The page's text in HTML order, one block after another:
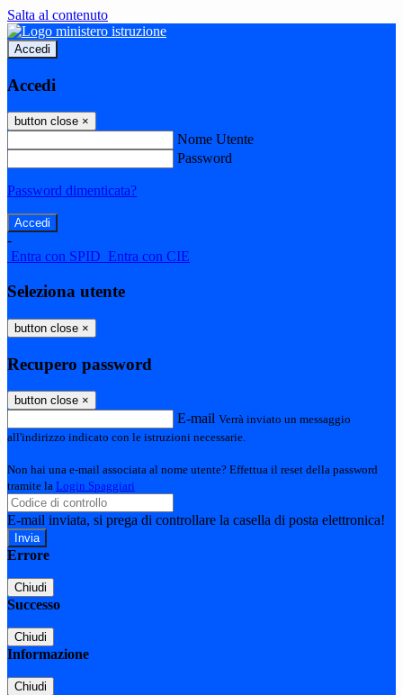
Salta al contenuto
Accedi
Accedi
button close ×
Nome Utente
Password
Password dimenticata?
-
Entra con SPID Entra con CIE
Seleziona utente
button close ×
Recupero password
button close ×
E-mail Verrà inviato un messaggio
all'indirizzo indicato con le istruzioni necessarie.
Non hai una e-mail associata al nome utente? Effettua il reset della password
tramite la Login Spaggiari
E-mail inviata, si prega di controllare la casella di posta elettronica!
Errore
Chiudi
Successo
Chiudi
Informazione
Chiudi